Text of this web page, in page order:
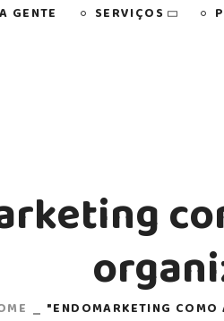
GENTE SERVIÇOS
"ENDOMARKETING